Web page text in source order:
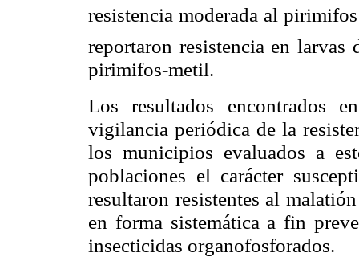
resistencia moderada al
reportaron resistencia en larvas
pirimifos-metil.
Los resultados encontrados
vigilancia periódica de la
los municipios evaluados a
poblaciones el carácter
resultaron resistentes al
en forma sistemática a fin
insecticidas organofosforados.